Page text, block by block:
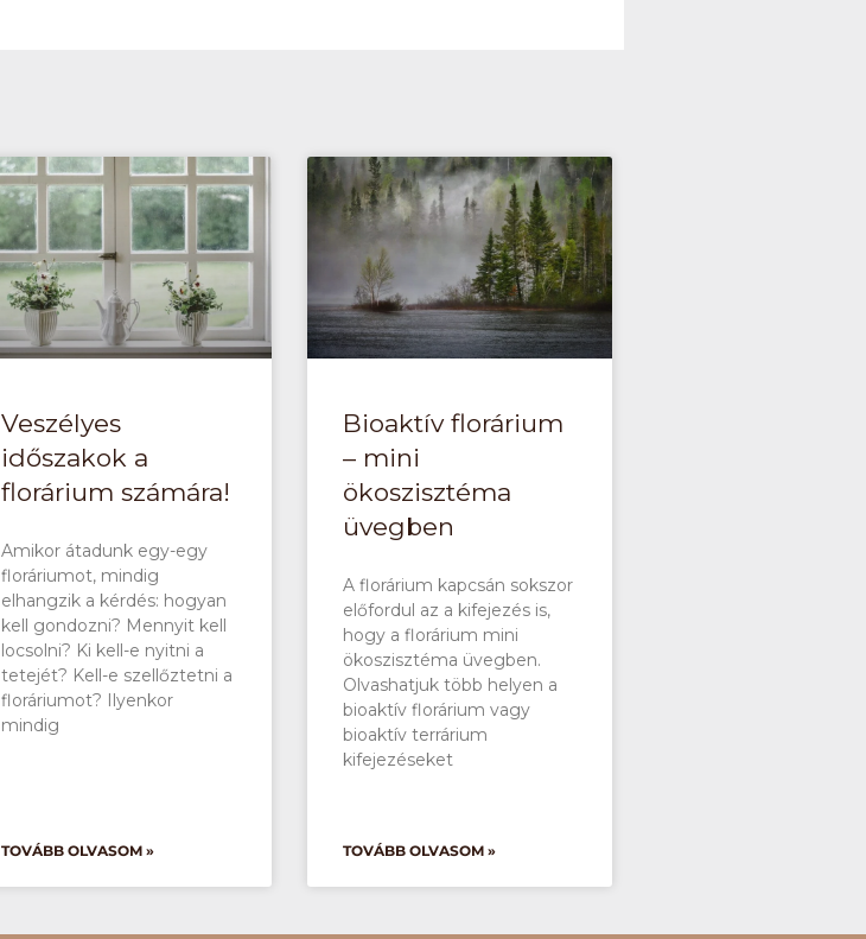
Veszélyes
időszakok a
florárium számára!
Amikor átadunk egy-egy
floráriumot, mindig
elhangzik a kérdés: hogyan
kell gondozni? Mennyit kell
locsolni? Ki kell-e nyitni a
tetejét? Kell-e szellőztetni a
floráriumot? Ilyenkor
mindig
TOVÁBB OLVASOM »
Bioaktív florárium
– mini
ökoszisztéma
üvegben
A florárium kapcsán sokszor
előfordul az a kifejezés is,
hogy a florárium mini
ökoszisztéma üvegben.
Olvashatjuk több helyen a
bioaktív florárium vagy
bioaktív terrárium
kifejezéseket
TOVÁBB OLVASOM »